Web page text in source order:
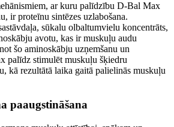
ar kuru palīdzību D-Bal Max
ir proteīnu sintēzes uzlabošana.
sūkalu olbaltumvielu koncentrāts,
avotu, kas ir muskuļu audu
šo aminoskābju uzņemšanu un
palīdz stimulēt muskuļu šķiedru
kā rezultātā laika gaitā palielinās muskuļu
paaugstināšana